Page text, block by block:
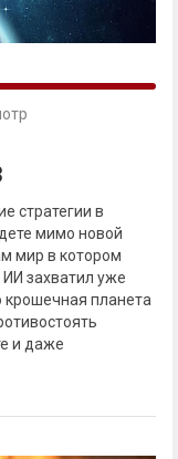
стратегии в
мимо новой
мир в котором
ИИ захватил уже
крошечная планета
и даже